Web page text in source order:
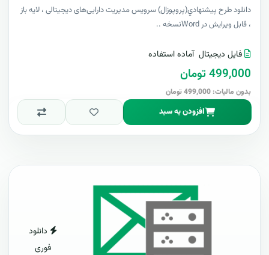
دانلود طرح پيشنهادي(پروپوزال) سرویس مدیریت دارایی‌های دیجیتالی ، لایه باز
، قابل ویرایش در Wordنسخه ..
فایل دیجیتال آماده استفاده
499,000 تومان
بدون مالیات: 499,000 تومان
افزودن به سبد
دانلود
فوری